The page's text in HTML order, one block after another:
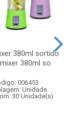
380ml sortido
380ml so
006453
Unidade
30 Unidade(s)